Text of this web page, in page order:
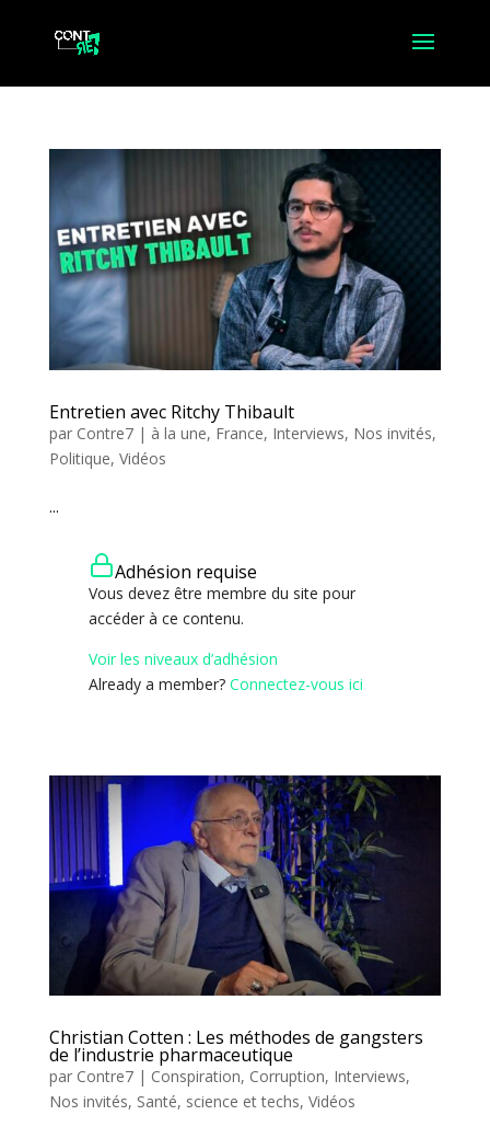
Entretien avec Ritchy Thibault
par Contre7| à la une, France, Interviews, Nos invités,
Politique, Vidéos
...
Adhésion requise
Vous devez être membre du site pour
accéder à ce contenu.
Voir les niveaux d’adhésion
Already a member? Connectez-vous ici
Christian Cotten : Les méthodes de gangsters
de l’industrie pharmaceutique
par Contre7| Conspiration, Corruption, Interviews,
Nos invités, Santé, science et techs, Vidéos